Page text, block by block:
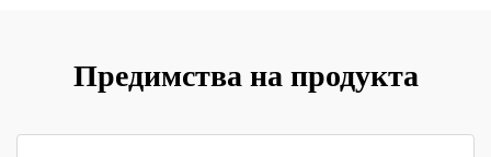
Предимства на продукта